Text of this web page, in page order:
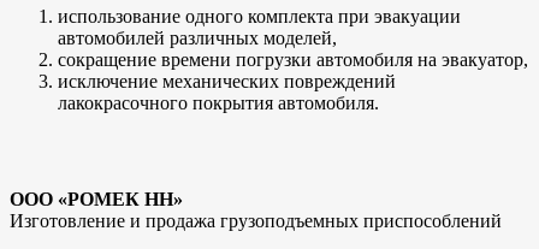
использование одного комплекта при эвакуации
автомобилей различных моделей,
сокращение времени погрузки автомобиля на эвакуатор,
исключение механических повреждений
лакокрасочного покрытия автомобиля.
ООО «РОМЕК НН»
Изготовление и продажа грузоподъемных приспособлений